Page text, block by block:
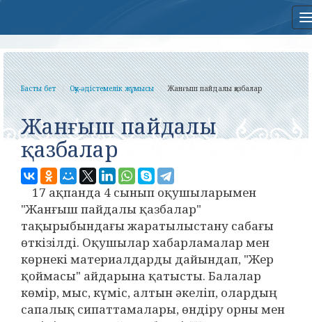
Басты бет Оқу-әдістемелік жұмысы Жанғыш пайдалы қазбалар
Жанғыш пайдалы
қазбалар
17 ақпанда 4 сынып оқушыларымен
"Жанғыш пайдалы қазбалар"
тақырыбындағы жаратылыстану сабағы
өткізілді. Оқушылар хабарламалар мен
көрнекі материалдарды дайындап, "Жер
қоймасы" айдарына қатысты. Балалар
көмір, мыс, күміс, алтын әкеліп, олардың
сапалық сипаттамалары, өндіру орны мен